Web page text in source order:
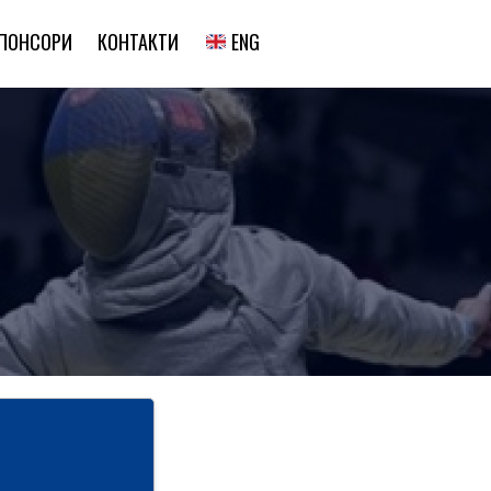
КОНТАКТИ ENG